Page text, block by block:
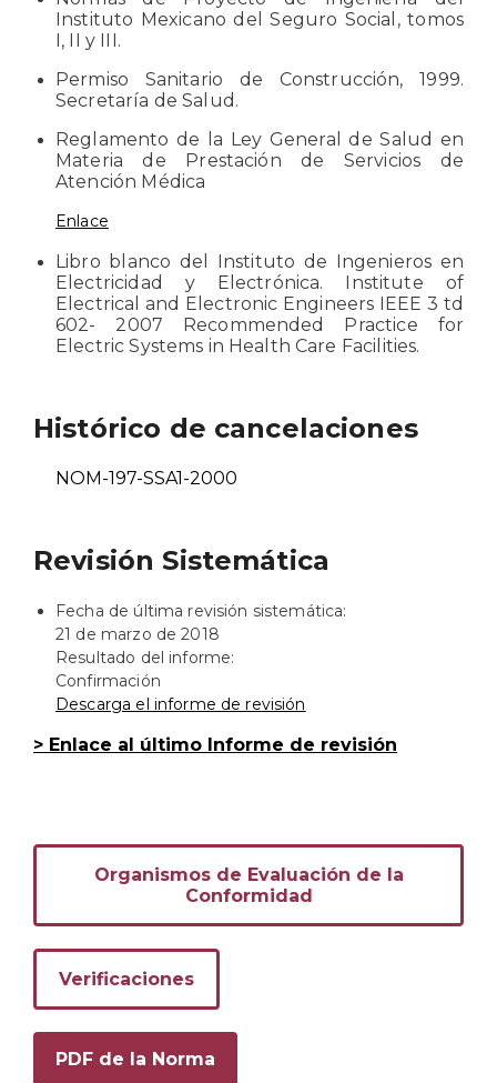
Instituto Mexicano del Seguro Social, tomos
I, II y III.
Permiso Sanitario de Construcción, 1999.
Secretaría de Salud.
Reglamento de la Ley General de Salud en
Materia de Prestación de Servicios de
Atención Médica
Enlace
Libro blanco del Instituto de Ingenieros en
Electricidad y Electrónica. Institute of
Electrical and Electronic Engineers IEEE 3 td
602- 2007 Recommended Practice for
Electric Systems in Health Care Facilities.
Histórico de cancelaciones
NOM-197-SSA1-2000
Revisión Sistemática
Fecha de última revisión sistemática:
21 de marzo de 2018
Resultado del informe:
Confirmación
Descarga el informe de revisión
> Enlace al último Informe de revisión
Organismos de Evaluación de la
Conformidad
Verificaciones
PDF de la Norma